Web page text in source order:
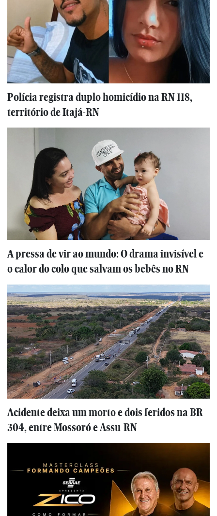
Polícia registra duplo homicídio na RN 118,
território de Itajá-RN
A pressa de vir ao mundo: O drama invisível e
o calor do colo que salvam os bebês no RN
Acidente deixa um morto e dois feridos na BR
304, entre Mossoró e Assu-RN